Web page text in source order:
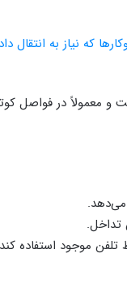
که نیاز به
تداخل.
موجود استفاده